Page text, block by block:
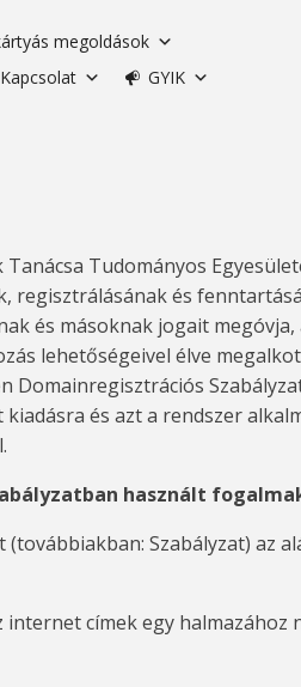
megoldások
Kapcsolat GYIK
Tudományos
regisztrálásának és
és másoknak jogait megóvja,
lehetőségeivel élve
Domainregisztrációs
és azt a rendszer
használt
Szabályzat) az
címek egy halmazához